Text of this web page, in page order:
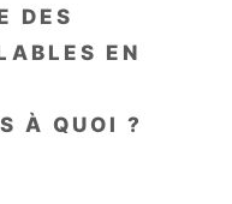
DES
EN
À QUOI ?